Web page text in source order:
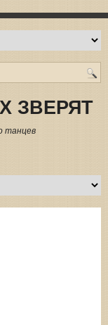
ЗВЕРЯТ
танцев